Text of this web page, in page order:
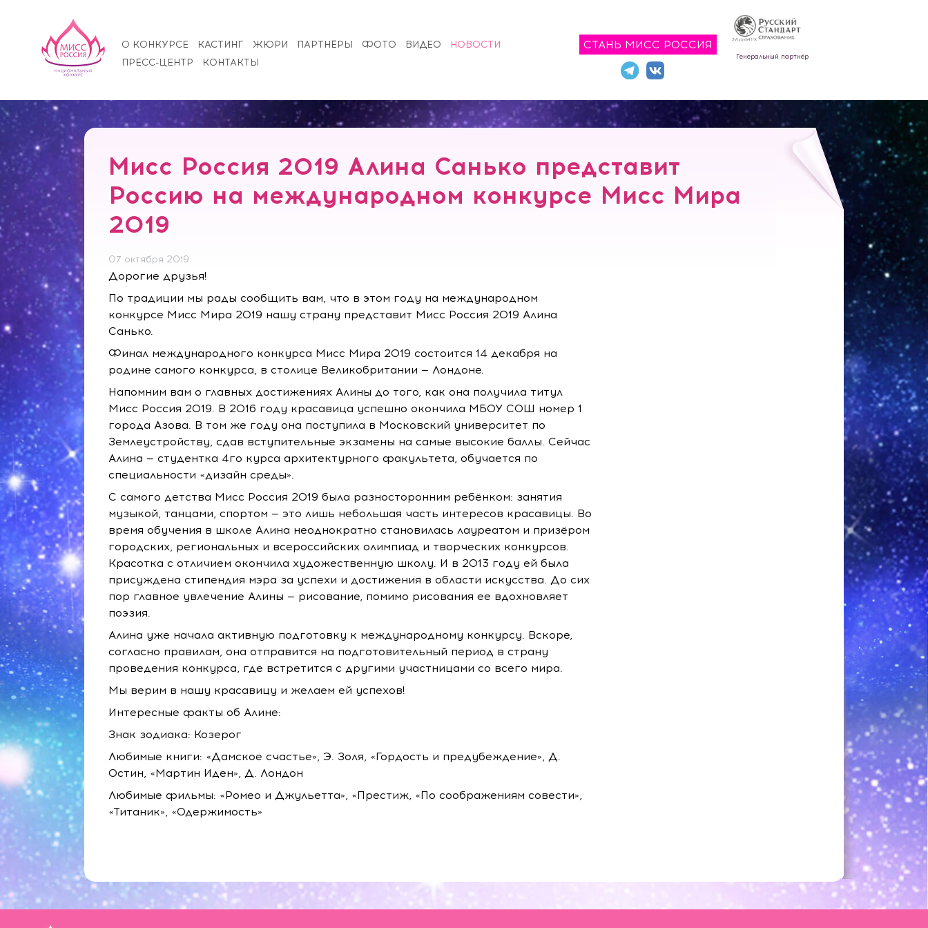
О КОНКУРСЕ КАСТИНГ ЖЮРИ ПАРТНЁРЫ ФОТО ВИДЕО
НОВОСТИ
ПРЕСС-ЦЕНТР
КОНТАКТЫ
СТАНЬ МИСС РОССИЯ
Генеральный партнёр
Мисс Россия 2019 Алина Санько представит
Россию на международном конкурсе Мисс Мира
2019
07 октября 2019
Дорогие друзья!
По традиции мы рады сообщить вам, что в этом году на международном
конкурсе Мисс Мира 2019 нашу страну представит Мисс Россия 2019 Алина
Санько.
Финал международного конкурса Мисс Мира 2019 состоится 14 декабря на
родине самого конкурса, в столице Великобритании — Лондоне.
Напомним вам о главных достижениях Алины до того, как она получила титул
Мисс Россия 2019. В 2016 году красавица успешно окончила МБОУ СОШ номер 1
города Азова. В том же году она поступила в Московский университет по
Землеустройству, сдав вступительные экзамены на самые высокие баллы. Сейчас
Алина — студентка 4го курса архитектурного факультета, обучается по
специальности «дизайн среды».
С самого детства Мисс Россия 2019 была разносторонним ребёнком: занятия
музыкой, танцами, спортом — это лишь небольшая часть интересов красавицы. Во
время обучения в школе Алина неоднократно становилась лауреатом и призёром
городских, региональных и всероссийских олимпиад и творческих конкурсов.
Красотка с отличием окончила художественную школу. И в 2013 году ей была
присуждена стипендия мэра за успехи и достижения в области искусства. До сих
пор главное увлечение Алины — рисование, помимо рисования ее вдохновляет
поэзия.
Алина уже начала активную подготовку к международному конкурсу. Вскоре,
согласно правилам, она отправится на подготовительный период в страну
проведения конкурса, где встретится с другими участницами со всего мира.
Мы верим в нашу красавицу и желаем ей успехов!
Интересные факты об Алине:
Знак зодиака: Козерог
Любимые книги: «Дамское счастье», Э. Золя, «Гордость и предубеждение», Д.
Остин, «Мартин Иден», Д. Лондон
Любимые фильмы: «Ромео и Джульетта», «Престиж, «По соображениям совести»,
«Титаник», «Одержимость»